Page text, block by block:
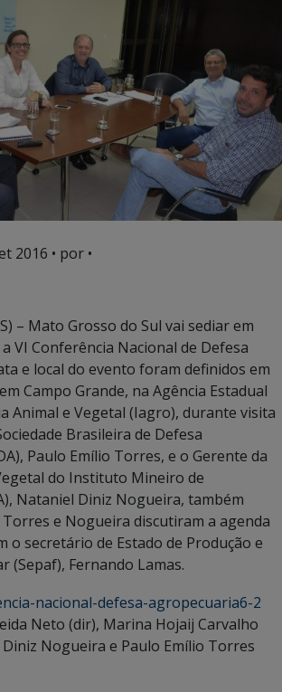
2016 • por •
– Mato Grosso do Sul vai sediar em
VI Conferência Nacional de Defesa
e local do evento foram definidos em
Campo Grande, na Agência Estadual
Animal e Vegetal (Iagro), durante visita
Brasileira de Defesa
Paulo Emílio Torres, e o Gerente da
do Instituto Mineiro de
Nataniel Diniz Nogueira, também
Torres e Nogueira discutiram a agenda
o secretário de Estado de Produção e
(Sepaf), Fernando Lamas.
Neto (dir), Marina Hojaij Carvalho
Nogueira e Paulo Emílio Torres